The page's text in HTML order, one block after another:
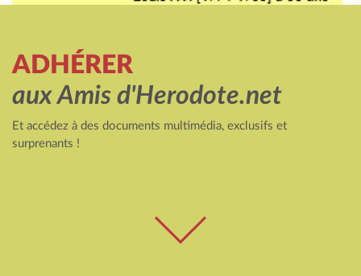
ADHÉRER
aux Amis d'Herodote.net
Et accédez à des documents multimédia, exclusifs et
surprenants !